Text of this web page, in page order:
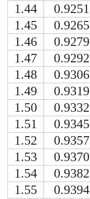
1.44
0.9251
1.45
0.9265
1.46
0.9279
1.47
0.9292
1.48
0.9306
1.49
0.9319
1.50
0.9332
1.51
0.9345
1.52
0.9357
1.53
0.9370
1.54
0.9382
1.55
0.9394